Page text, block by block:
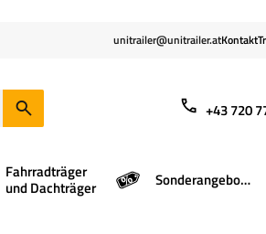
unitrailer@unitrailer.atKontakt
+43 720
Fahrradträger
und Dachträger Sonderangebote